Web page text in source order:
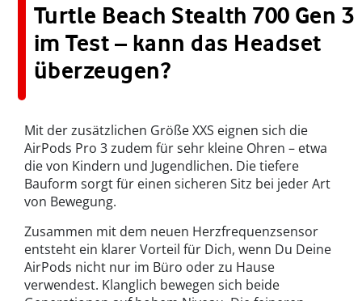
Turtle Beach Stealth 700 Gen 3
im Test – kann das Headset
überzeugen?
Mit der zusätzlichen Größe XXS eignen sich die
AirPods Pro 3 zudem für sehr kleine Ohren – etwa
die von Kindern und Jugendlichen. Die tiefere
Bauform sorgt für einen sicheren Sitz bei jeder Art
von Bewegung.
Zusammen mit dem neuen Herzfrequenzsensor
entsteht ein klarer Vorteil für Dich, wenn Du Deine
AirPods nicht nur im Büro oder zu Hause
verwendest. Klanglich bewegen sich beide